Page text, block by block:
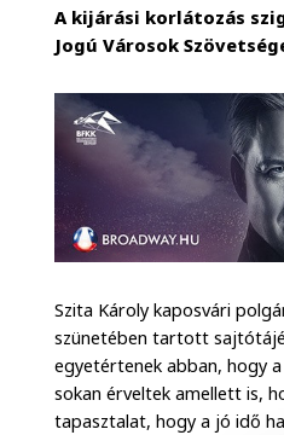
A kijárási korlátozás
Jogú Városok
Szita Károly kaposvári
szünetében tartott
egyetértenek abban, hogy
sokan érveltek amellett is,
tapasztalat, hogy a jó idő